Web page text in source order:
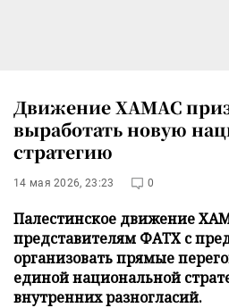
Движение ХАМАС
выработать новую
стратегию
14 мая 2026, 23:23 0
Палестинское движение
представителям ФАТХ с
организовать прямые
единой национальной
внутренних разногласий.